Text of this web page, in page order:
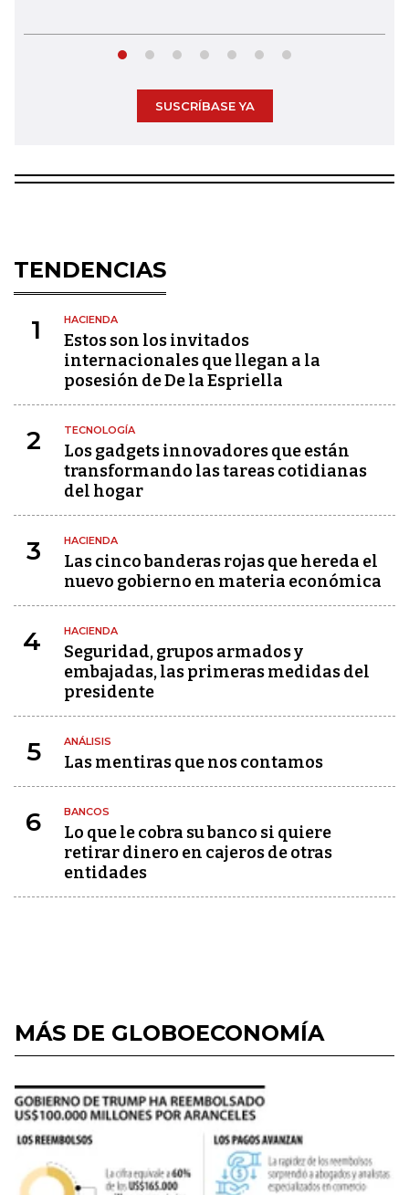
SUSCRÍBASE YA
TENDENCIAS
1 HACIENDA
Estos son los invitados
internacionales que llegan a la
posesión de De la Espriella
2 TECNOLOGÍA
Los gadgets innovadores que están
transformando las tareas cotidianas
del hogar
3 HACIENDA
Las cinco banderas rojas que hereda el
nuevo gobierno en materia económica
4 HACIENDA
Seguridad, grupos armados y
embajadas, las primeras medidas del
presidente
5 ANÁLISIS
Las mentiras que nos contamos
6 BANCOS
Lo que le cobra su banco si quiere
retirar dinero en cajeros de otras
entidades
MÁS DE GLOBOECONOMÍA